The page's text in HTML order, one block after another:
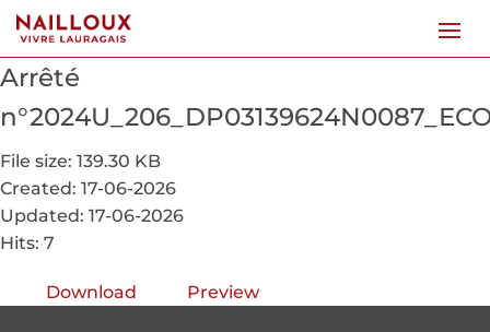
Arrêté
File size: 139.30 KB
Created: 17-06-2026
Updated: 17-06-2026
Hits: 7
Download Preview